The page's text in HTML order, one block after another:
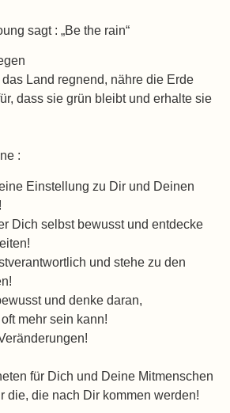
sagt : „Be the rain“
Land regnend, nähre die Erde
dass sie grün bleibt und erhalte sie
:
Einstellung zu Dir und Deinen
Dich selbst bewusst und entdecke
und stehe zu den
und denke daran,
mehr sein kann!
für Dich und Deine Mitmenschen
die, die nach Dir kommen werden!